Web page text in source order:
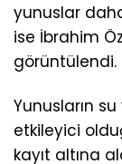
yunuslar
ise İbrahim
görüntülendi.
Yunusların
etkileyici
kayıt altına